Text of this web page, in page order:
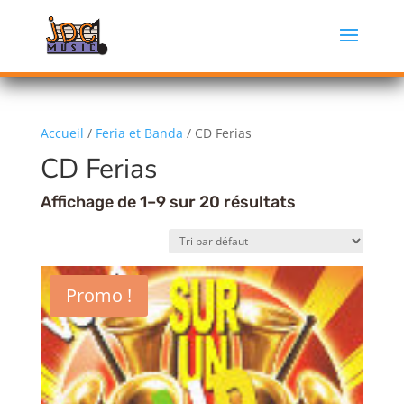
Accueil / Feria et Banda / CD Ferias
CD Ferias
Affichage de 1–9 sur 20 résultats
Promo !